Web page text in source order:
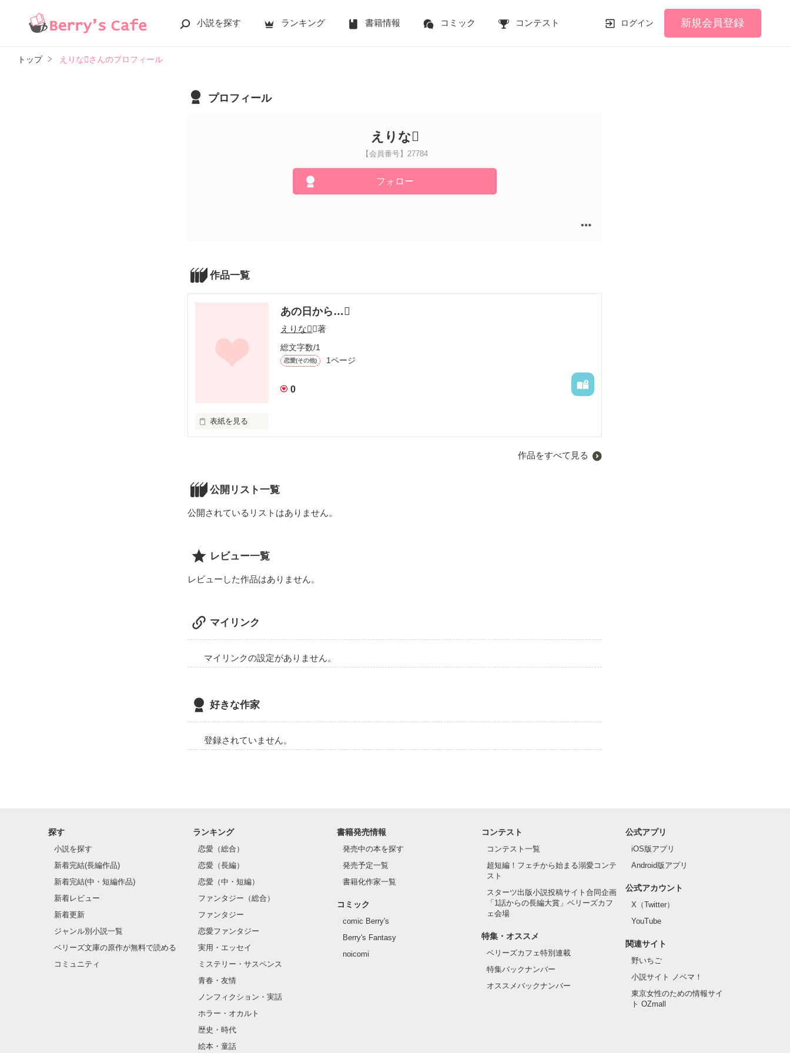
小説を探す ランキング 書籍情報 コミック コンテスト ログイン 新規会員登録
トップ えりなさんのプロフィール
プロフィール
えりな
【会員番号】27784
フォロー
作品一覧
あの日から…
えりな ／著
総文字数/1
恋愛(その他) 1ページ
0
表紙を見る
作品をすべて見る
公開リスト一覧
公開されているリストはありません。
レビュー一覧
レビューした作品はありません。
マイリンク
マイリンクの設定がありません。
好きな作家
登録されていません。
探す
小説を探す
新着完結(長編作品)
新着完結(中・短編作品)
新着レビュー
新着更新
ジャンル別小説一覧
ベリーズ文庫の原作が無料で読める
コミュニティ
ランキング
恋愛（総合）
恋愛（長編）
恋愛（中・短編）
ファンタジー（総合）
ファンタジー
恋愛ファンタジー
実用・エッセイ
ミステリー・サスペンス
青春・友情
ノンフィクション・実話
ホラー・オカルト
歴史・時代
絵本・童話
書籍発売情報
発売中の本を探す
発売予定一覧
書籍化作家一覧
コミック
comic Berry's
Berry's Fantasy
noicomi
コンテスト
コンテスト一覧
超短編！フェチから始まる溺愛コンテ
スト
スターツ出版小説投稿サイト合同企画
「1話からの長編大賞」ベリーズカフ
ェ会場
特集・オススメ
ベリーズカフェ特別連載
特集バックナンバー
オススメバックナンバー
公式アプリ
iOS版アプリ
Android版アプリ
公式アカウント
X（Twitter）
YouTube
関連サイト
野いちご
小説サイト ノベマ！
東京女性のための情報サイ
ト OZmall